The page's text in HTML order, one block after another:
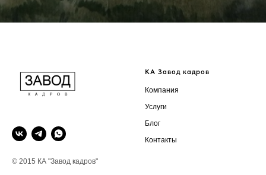
© 2015 КА "Завод кадров"
КА Завод кадров
Компания
Услуги
Блог
Контакты